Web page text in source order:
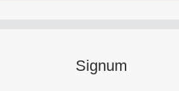
Signum